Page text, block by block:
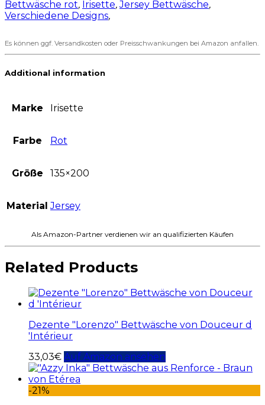
Bettwäsche rot, Irisette, Jersey Bettwäsche,
Verschiedene Designs,
Es können ggf. Versandkosten oder Preisschwankungen bei Amazon anfallen.
Additional information
Marke Irisette
Farbe Rot
Größe 135×200
Material Jersey
Als Amazon-Partner verdienen wir an qualifizierten Käufen
Related Products
Dezente "Lorenzo" Bettwäsche von Douceur d
'Intérieur
33,03€ Auf Amazon ansehen
-21%